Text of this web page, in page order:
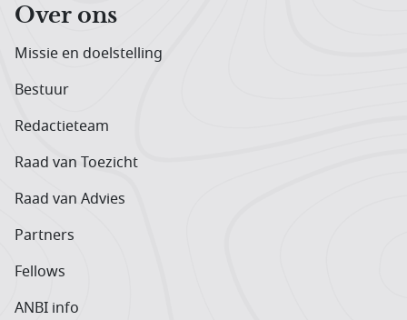
Over ons
Missie en doelstelling
Bestuur
Redactieteam
Raad van Toezicht
Raad van Advies
Partners
Fellows
ANBI info